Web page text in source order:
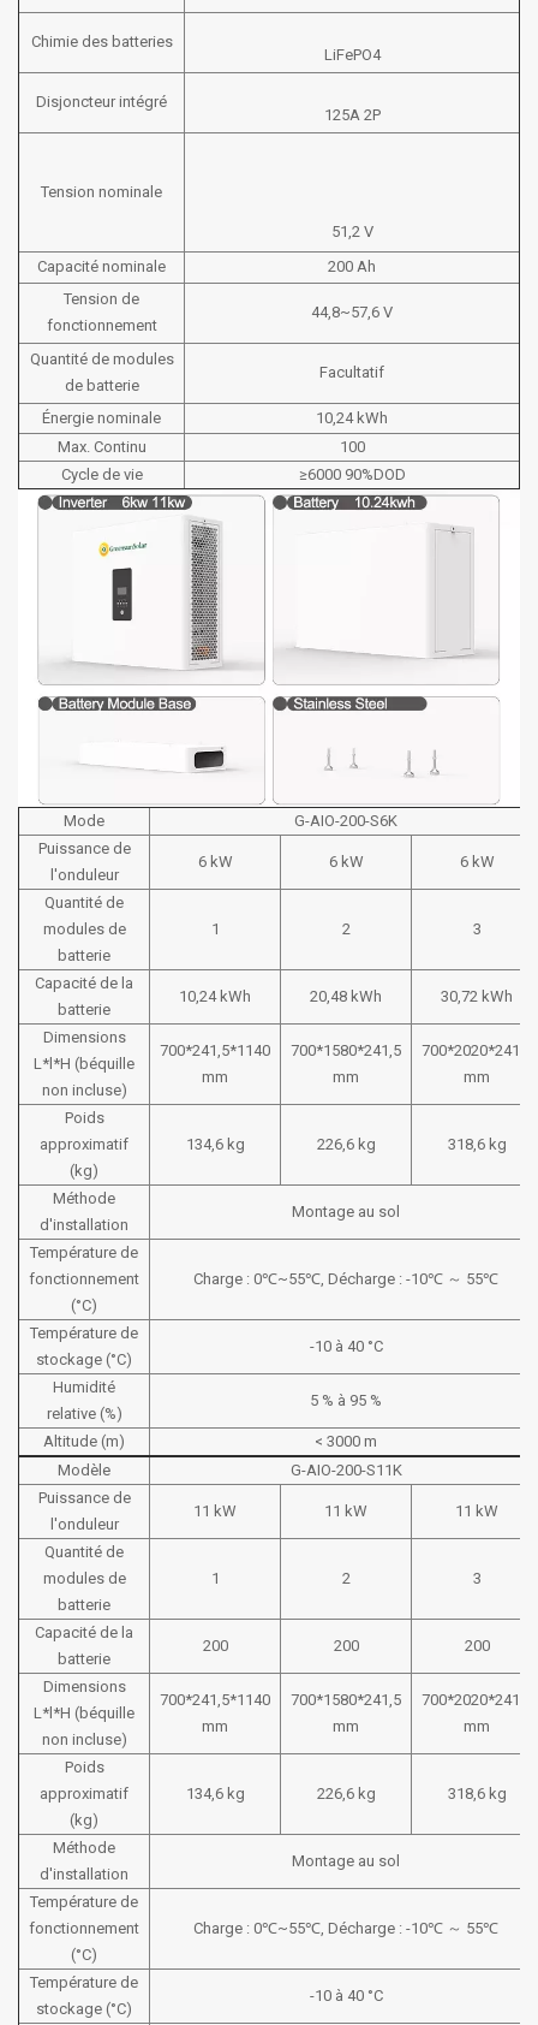
Chimie des batteries
LiFePO4
Disjoncteur intégré
125A 2P
Tension nominale
51,2 V
Capacité nominale
200 Ah
Tension de
fonctionnement
44,8~57,6 V
Quantité de modules
de batterie
Facultatif
Énergie nominale
10,24 kWh
Max. Continu
100
Cycle de vie
≥6000 90%DOD
Mode
G-AIO-200-S6K
Puissance de
l'onduleur
6 kW 6 kW 6 kW
Quantité de
modules de
batterie
1 2 3
Capacité de la
batterie
10,24 kWh 20,48 kWh 30,72 kWh
Dimensions
L*l*H (béquille
non incluse)
700*241,5*1140
mm
700*1580*241,5
mm
700*2020*241,5
mm
Poids
approximatif
(kg)
134,6 kg 226,6 kg 318,6 kg
Méthode
d'installation
Montage au sol
Température de
fonctionnement
(°C)
Charge : 0℃~55℃, Décharge : -10℃ ～ 55℃
Température de
stockage (°C)
-10 à 40 °C
Humidité
relative (%)
5 % à 95 %
Altitude (m)
< 3000 m
Modèle
G-AIO-200-S11K
Puissance de
l'onduleur
11 kW 11 kW 11 kW
Quantité de
modules de
batterie
1 2 3
Capacité de la
batterie
200 200 200
Dimensions
L*l*H (béquille
non incluse)
700*241,5*1140
mm
700*1580*241,5
mm
700*2020*241,5
mm
Poids
approximatif
(kg)
134,6 kg 226,6 kg 318,6 kg
Méthode
d'installation
Montage au sol
Température de
fonctionnement
(°C)
Charge : 0℃~55℃, Décharge : -10℃ ～ 55℃
Température de
stockage (°C)
-10 à 40 °C